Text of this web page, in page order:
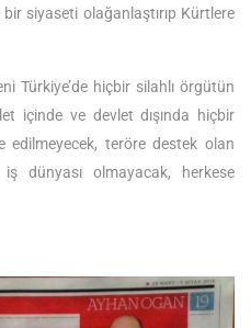
siyaseti olağanlaştırıp Kürtlere
Türkiye’de hiçbir silahlı örgütün
içinde ve devlet dışında hiçbir
edilmeyecek, teröre destek olan
dünyası olmayacak, herkese